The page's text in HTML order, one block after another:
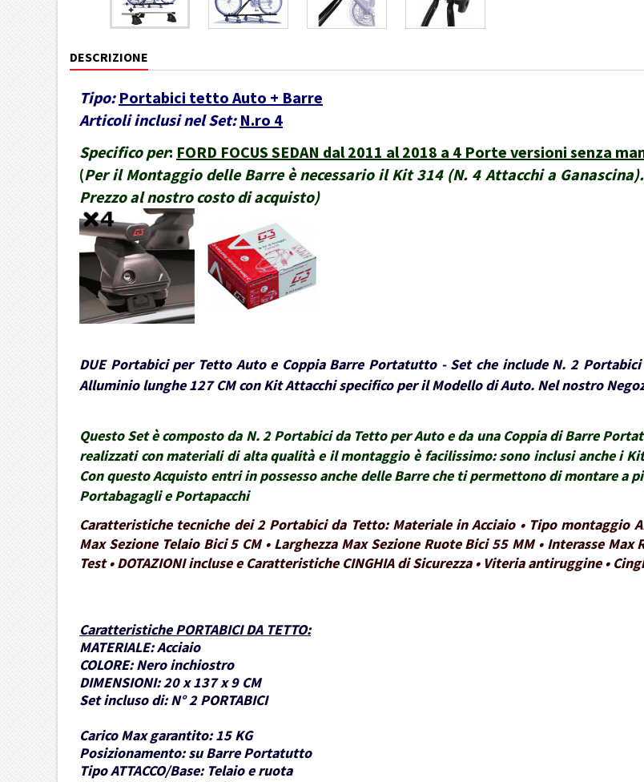
DESCRIZIONE
Tipo: Portabici tetto Auto + Barre
Articoli inclusi nel Set: N.ro 4
Specifico per: FORD FOCUS SEDAN dal 2011 al 2018 a 4 Porte versioni senza
(Per il Montaggio delle Barre è necessario il Kit 314 (N. 4 Attacchi a
Prezzo al nostro costo di acquisto)
DUE Portabici per Tetto Auto e Coppia Barre Portatutto - Set che include N. 2
Alluminio lunghe 127 CM con Kit Attacchi specifico per il Modello di Auto. Nel nostro
Questo Set è composto da N. 2 Portabici da Tetto per Auto e da una Coppia di Barre
realizzati con materiali di alta qualità e il montaggio è facilissimo: sono inclusi anche i
Con questo Acquisto entri in possesso anche delle Barre che ti permettono di montare a
Portabagagli e Portapacchi
Caratteristiche tecniche dei 2 Portabici da Tetto: Materiale in Acciaio • Tipo montaggio
Max Sezione Telaio Bici 5 CM • Larghezza Max Sezione Ruote Bici 55 MM • Interasse
Test • DOTAZIONI incluse e Caratteristiche CINGHIA di Sicurezza • Viteria antiruggine •
Caratteristiche PORTABICI DA TETTO:
MATERIALE:Acciaio
COLORE: Nero inchiostro
DIMENSIONI:20 x 137 x 9 CM
Set incluso di: N° 2 PORTABICI
Carico Max garantito: 15 KG
Posizionamento: su Barre Portatutto
Tipo ATTACCO/Base: Telaio e ruota